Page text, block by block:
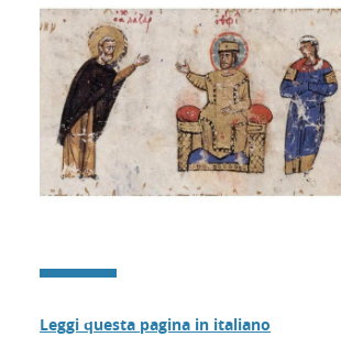
Leggi questa pagina in italiano